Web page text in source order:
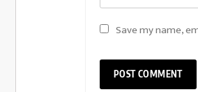
Save my name,